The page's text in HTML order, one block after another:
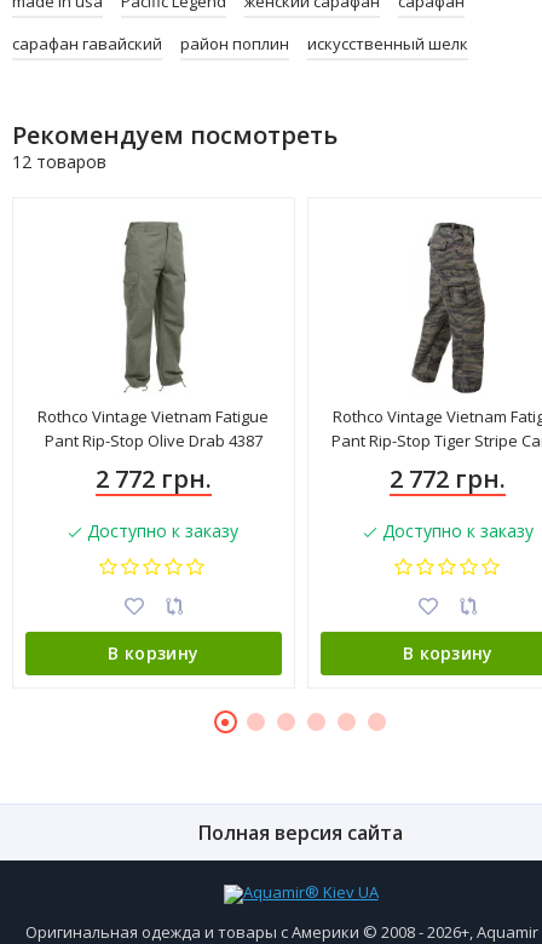
сарафан гавайский
район поплин искусственный шелк
Рекомендуем посмотреть
12 товаров
Rothco Vintage Vietnam Fatigue
Pant Rip-Stop Olive Drab 4387
2 772 грн.
Доступно к заказу
В корзину
Rothco Vintage Vietnam
Pant Rip-Stop Tiger Stripe
2 772 грн.
Доступно к заказу
В корзину
Полная версия сайта
Оригинальная одежда и товары с Америки © 2008 - 2026+,